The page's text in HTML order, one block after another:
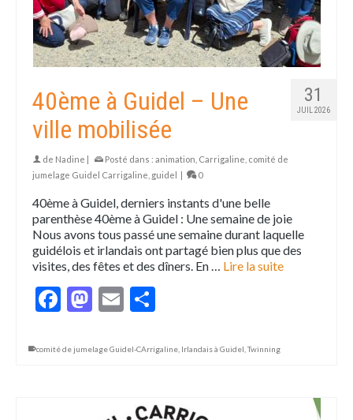
31
JUIL 2026
40ème à Guidel – Une
ville mobilisée
de Nadine | Posté dans : animation Carrigaline comité de
jumelage Guidel Carrigaline guidel | 0
40ème à Guidel, derniers instants d'une belle
parenthèse 40ème à Guidel : Une semaine de joie
Nous avons tous passé une semaine durant laquelle
guidélois et irlandais ont partagé bien plus que des
visites, des fêtes et des dîners. En … Lire la suite
Facebook
Mastodon
Email
comité de jumelage Guidel-CArrigaline Irlandais à Guidel ,Twinning